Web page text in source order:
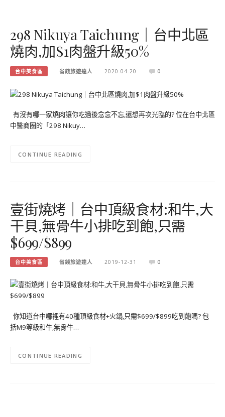
298 Nikuya Taichung｜台中北區
燒肉,加$1肉盤升級50%
台中美食區 省錢旅遊達人 2020-04-20 0
有沒有哪一家燒肉讓你吃過後念念不忘,還想再次光臨的? 位在台中北區
中醫商圈的「298 Nikuy…
CONTINUE READING
壹街燒烤｜台中頂級食材:和牛,大
干貝,無骨牛小排吃到飽,只需
$699/$899
台中美食區 省錢旅遊達人 2019-12-31 0
你知道台中哪裡有40種頂級食材+火鍋,只需$699/$899吃到飽嗎? 包
括M9等級和牛,無骨牛…
CONTINUE READING